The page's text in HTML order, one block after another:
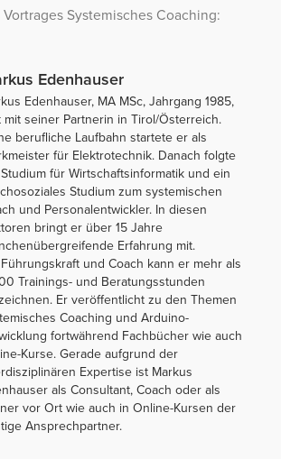
Vortrages Systemisches Coaching:
Edenhauser
Edenhauser, MA MSc, Jahrgang 1985,
mit seiner Partnerin in Tirol/Österreich.
berufliche Laufbahn startete er als
für Elektrotechnik. Danach folgte
für Wirtschaftsinformatik und ein
Studium zum systemischen
und Personalentwickler. In diesen
bringt er über 15 Jahre
Erfahrung mit.
und Coach kann er mehr als
Trainings- und Beratungsstunden
Er veröffentlicht zu den Themen
Coaching und Arduino-
fortwährend Fachbücher wie auch
Kurse. Gerade aufgrund der
Expertise ist Markus
als Consultant, Coach oder als
vor Ort wie auch in Online-Kursen der
Ansprechpartner.